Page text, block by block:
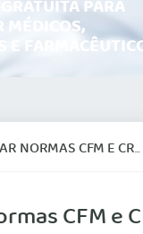
PARA
MÉDICOS,
E
NORMAS CFM E CRMS
CFM e